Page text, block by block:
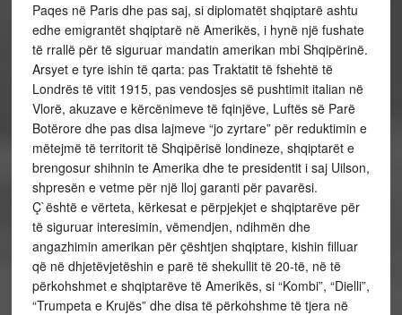
Paqes në Paris dhe pas saj, si diplomatët shqiptarë ashtu
edhe emigrantët shqiptarë në Amerikës, i hynë një fushate
të rrallë për të siguruar mandatin amerikan mbi Shqipërinë.
Arsyet e tyre ishin të qarta: pas Traktatit të fshehtë të
Londrës të vitit 1915, pas vendosjes së pushtimit italian në
Vlorë, akuzave e kërcënimeve të fqinjëve, Luftës së Parë
Botërore dhe pas disa lajmeve “jo zyrtare” për reduktimin e
mëtejmë të territorit të Shqipërisë londineze, shqiptarët e
brengosur shihnin te Amerika dhe te presidentit i saj Uilson,
shpresën e vetme për një lloj garanti për pavarësi.
Ç`është e vërteta, kërkesat e përpjekjet e shqiptarëve për
të siguruar interesimin, vëmendjen, ndihmën dhe
angazhimin amerikan për çështjen shqiptare, kishin filluar
që në dhjetëvjetëshin e parë të shekullit të 20-të, në të
përkohshmet e shqiptarëve të Amerikës, si “Kombi”, “Dielli”,
“Trumpeta e Krujës” dhe disa të përkohshme të tjera në